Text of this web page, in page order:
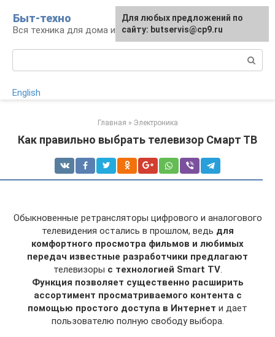
контенту
Быт-техно
Вся техника для дома и сада
English
Главная » Электроника
Как правильно выбрать телевизор Смарт ТВ
Обыкновенные ретрансляторы цифрового и аналогового
телевидения остались в прошлом, ведь для
комфортного просмотра фильмов и любимых
передач известные разработчики предлагают
телевизоры с технологией Smart TV.
Функция позволяет существенно расширить
ассортимент просматриваемого контента с
помощью простого доступа в Интернет и дает
пользователю полную свободу выбора.
Для любых предложений по
сайту: butservis@cp9.ru